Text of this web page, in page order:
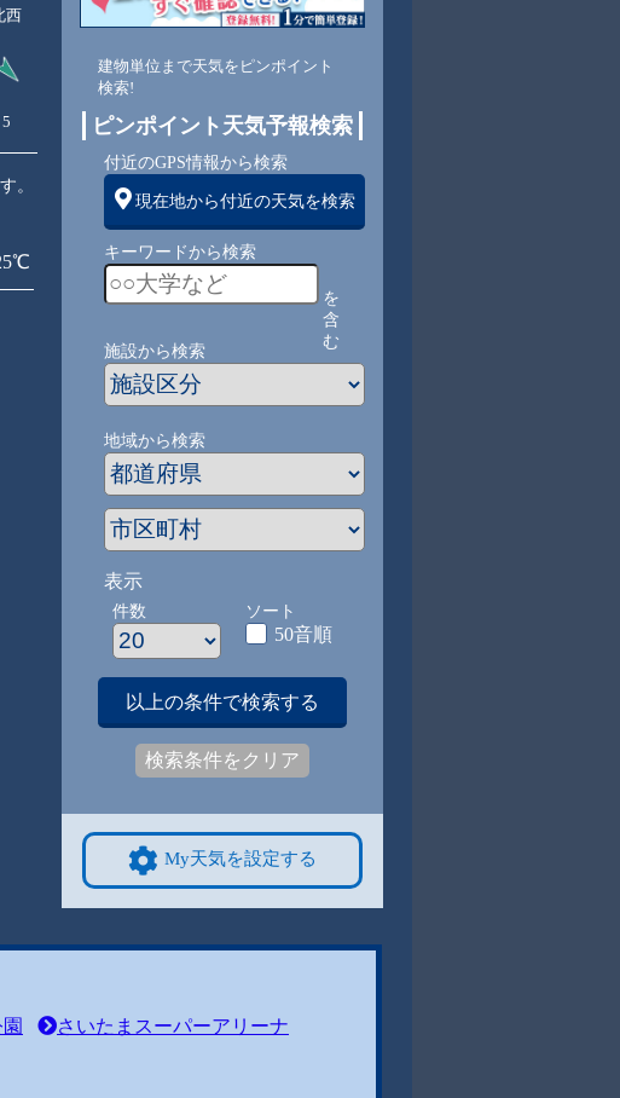
西 北西 北西 北
5 4 4 4 4
。
建物単位まで天気をピンポイント
検索!
ピンポイント天気予報検索
付近のGPS情報から検索
現在地から付近の天気を検索
キーワードから検索
を
含
む
施設から検索
地域から検索
表示
件数 ソート
50音順
以上の条件で検索する
検索条件をクリア
My天気を設定する
さいたまスーパーアリーナ